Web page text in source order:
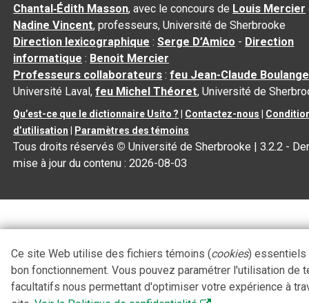
Chantal‑Édith Masson, avec le concours de Louis Mercier
Nadine Vincent, professeurs, Université de Sherbrooke
Direction lexicographique :Serge D’Amico - Direction
informatique : Benoit Mercier
Professeurs collaborateurs :feu Jean-Claude
Université Laval,feu Michel Théoret, Université de
Qu’est-ce que le dictionnaire Usito ? Contactez-nous
d’utilisation
Paramètres des témoins
Tous droits réservés © Université de Sherbrooke |3.2.2 -
mise à jour du contenu :2026-08-03
Ce site Web utilise des fichiers témoins (cookies) essentiels
bon fonctionnement. Vous pouvez paramétrer l'utilisation de
facultatifs nous permettant d'optimiser votre expérience à